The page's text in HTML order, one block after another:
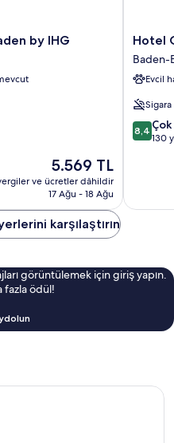
by IHG
Güncel
fiyat:
5.569 TL
5.569 TL
ve ücretler dâhildir
17 Ağu - 18 Ağu
Hotel
Baden-
Baden
Eski
Kent
Bölgesi
Hotel
Baden-
Evcil
10
yorum
8,4
130
karşılaştırın
görüntülemek için giriş yapın.
fazla ödül!